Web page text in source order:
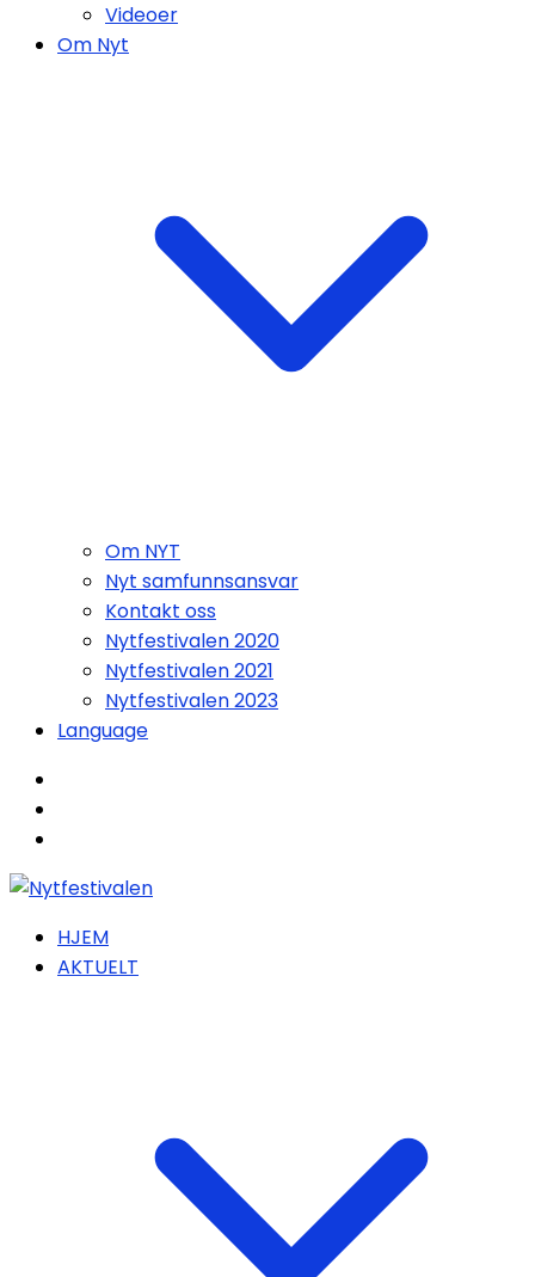
Videoer
Om Nyt
Om NYT
Nyt samfunnsansvar
Kontakt oss
Nytfestivalen 2020
Nytfestivalen 2021
Nytfestivalen 2023
Language
HJEM
AKTUELT